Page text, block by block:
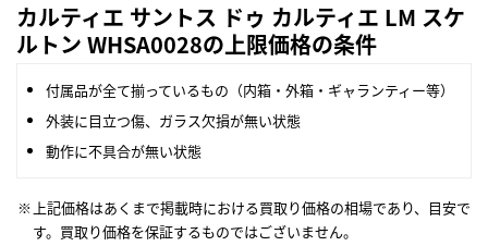
カルティエ サントス ドゥ カルティエ LM スケ
ルトン WHSA0028の上限価格の条件
付属品が全て揃っているもの（内箱・外箱・ギャランティー等）
外装に目立つ傷、ガラス欠損が無い状態
動作に不具合が無い状態
上記価格はあくまで掲載時における買取り価格の相場であり、目安で
す。買取り価格を保証するものではございません。